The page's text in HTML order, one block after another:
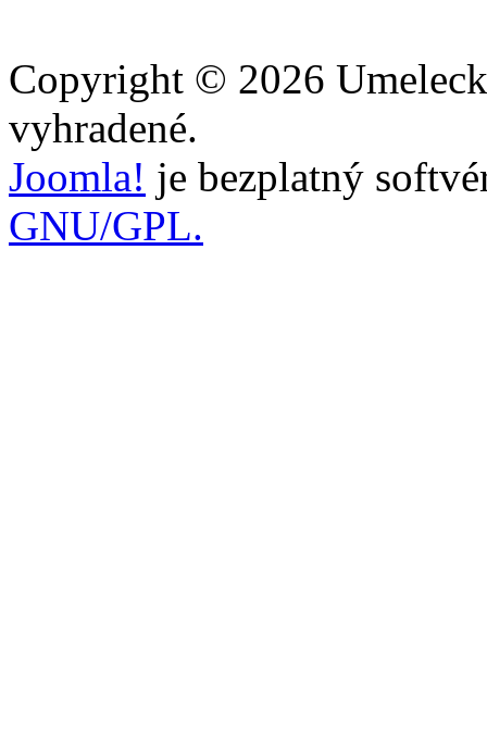
Copyright © 2026
vyhradené.
Joomla! je bezplatný
GNU/GPL.